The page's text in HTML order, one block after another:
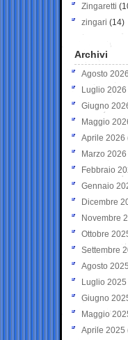
Zingaretti
zingari (14)
Archivi
Agosto 2026
Luglio 2026
Giugno
Maggio
Aprile 2026
Marzo 2026
Febbraio
Gennaio
Dicembre
Novembre
Ottobre
Settembre
Agosto 2025
Luglio 2025
Giugno
Maggio
Aprile 2025